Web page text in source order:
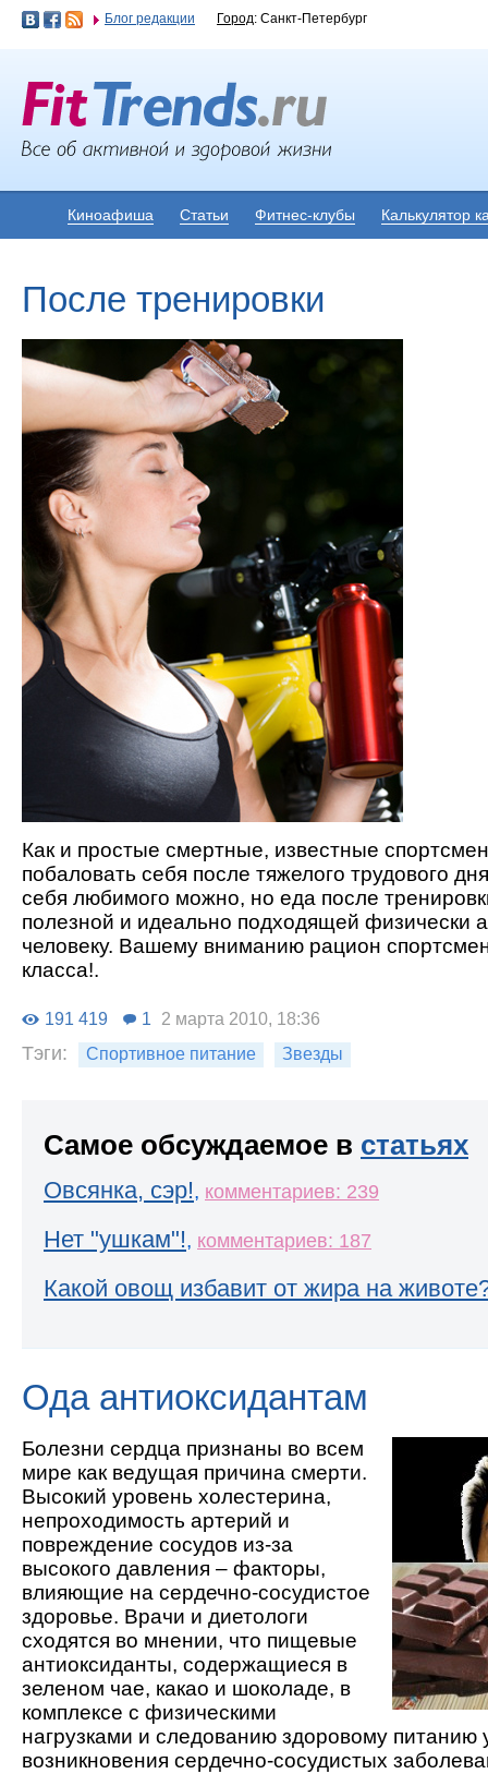
Блог редакции Город: Санкт-Петербург
Киноафиша Статьи Фитнес-клубы Калькулятор
После тренировки
Как и простые смертные, известные
побаловать себя после тяжелого трудового
себя любимого можно, но еда после
полезной и идеально подходящей физически
человеку. Вашему вниманию рацион
класса!.
191 419 1 2 марта 2010, 18:36
Тэги: Спортивное питание Звезды
Самое обсуждаемое в статьях
Овсянка, сэр!, комментариев: 239
Нет "ушкам"!, комментариев: 187
Какой овощ избавит от жира на
Ода антиоксидантам
Болезни сердца признаны во всем
мире как ведущая причина смерти.
Высокий уровень холестерина,
непроходимость артерий и
повреждение сосудов из-за
высокого давления – факторы,
влияющие на сердечно-сосудистое
здоровье. Врачи и диетологи
сходятся во мнении, что пищевые
антиоксиданты, содержащиеся в
зеленом чае, какао и шоколаде, в
комплексе с физическими
нагрузками и следованию здоровому
возникновения сердечно-сосудистых